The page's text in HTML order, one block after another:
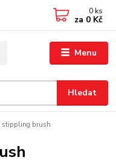
Menu
Hledat
0 ks
za 0 Kč
stippling brush